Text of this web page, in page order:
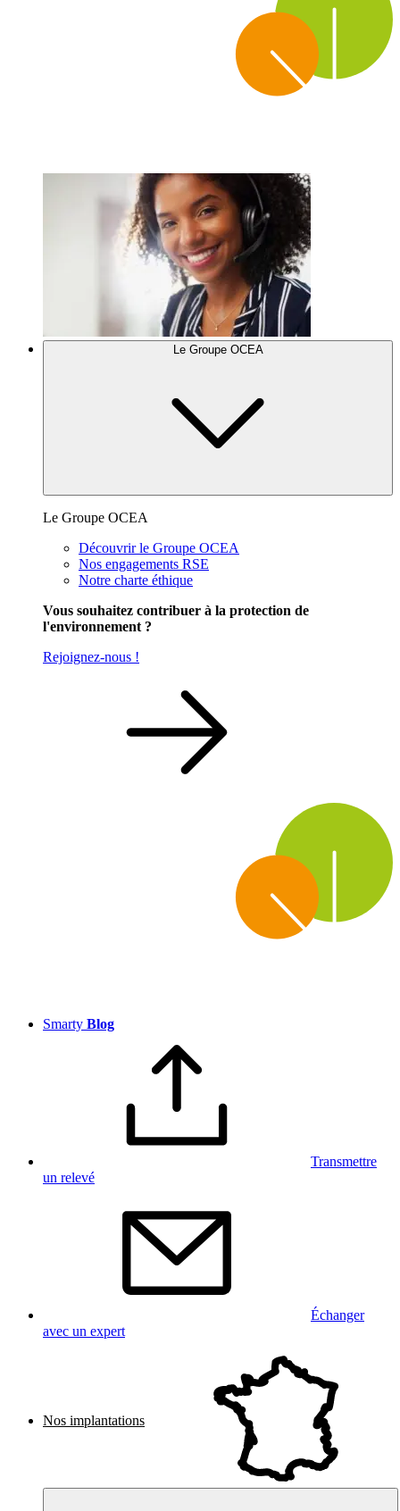
Le Groupe OCEA
Le Groupe OCEA
Découvrir le Groupe OCEA
Nos engagements RSE
Notre charte éthique
Vous souhaitez contribuer à la protection de
l'environnement ?
Rejoignez-nous !
Smarty Blog
Transmettre
un relevé
Échanger
avec un expert
Nos implantations